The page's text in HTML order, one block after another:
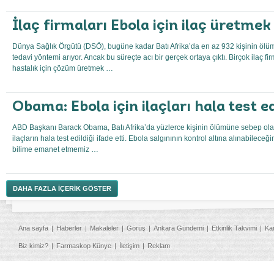
İlaç firmaları Ebola için ilaç
Dünya Sağlık Örgütü (DSÖ), bugüne kadar Batı Afrika’da en az 932 kişinin
tedavi yöntemi arıyor. Ancak bu süreçte acı bir gerçek ortaya çıktı. Birçok ilaç
hastalık için çözüm üretmek …
Obama: Ebola için ilaçları hala test
ABD Başkanı Barack Obama, Batı Afrika’da yüzlerce kişinin ölümüne sebep
ilaçların hala test edildiği ifade etti. Ebola salgınının kontrol altına
bilime emanet etmemiz …
DAHA FAZLA İÇERİK GÖSTER
Ana sayfa Haberler Makaleler Görüş Ankara Gündemi Etkinlik Takvimi
Biz kimiz? Farmaskop Künye İletişim Reklam